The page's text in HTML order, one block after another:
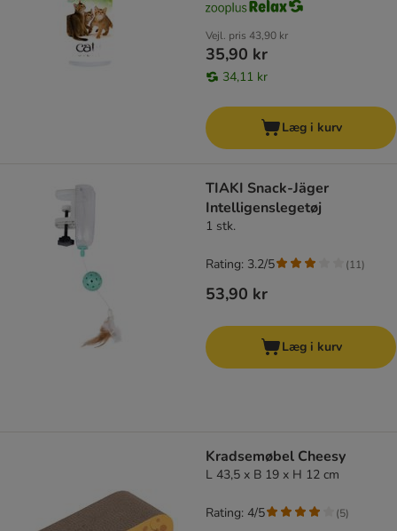
Vejl. pris 43,90 kr
35,90 kr
34,11 kr
Læg i kurv
TIAKI Snack-Jäger
Intelligenslegetøj
1 stk.
53,90 kr
Rating: 3.2/5 (11)
Læg i kurv
Kradsemøbel Cheesy
L 43,5 x B 19 x H 12 cm
Rating: 4/5 (5)